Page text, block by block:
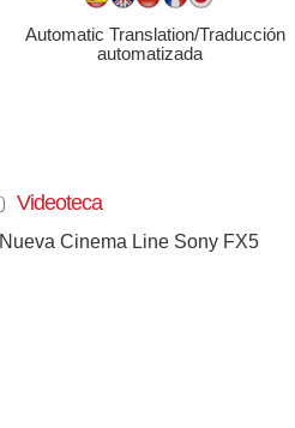
Automatic Translation/Traducción
automatizada
Videoteca
Nueva Cinema Line Sony FX5